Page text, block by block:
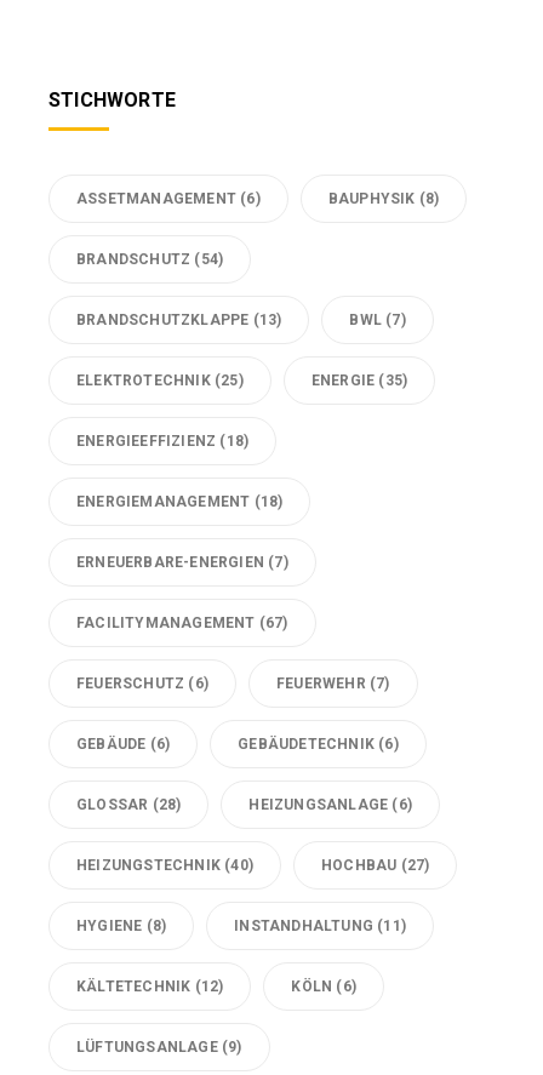
STICHWORTE
ASSETMANAGEMENT (6) BAUPHYSIK (8)
BRANDSCHUTZ (54)
BRANDSCHUTZKLAPPE (13) BWL (7)
ELEKTROTECHNIK(25) ENERGIE (35)
ENERGIEEFFIZIENZ (18)
ENERGIEMANAGEMENT (18)
ERNEUERBARE-ENERGIEN (7)
FACILITYMANAGEMENT (67)
FEUERSCHUTZ (6) FEUERWEHR (7)
GEBÄUDE (6) GEBÄUDETECHNIK (6)
GLOSSAR (28) HEIZUNGSANLAGE (6)
HEIZUNGSTECHNIK (40) HOCHBAU (27)
HYGIENE (8) INSTANDHALTUNG (11)
KÄLTETECHNIK (12) KÖLN (6)
LÜFTUNGSANLAGE(9)